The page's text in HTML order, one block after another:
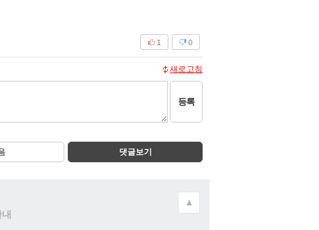
0
1
새로고침
등록
댓글보기
▲